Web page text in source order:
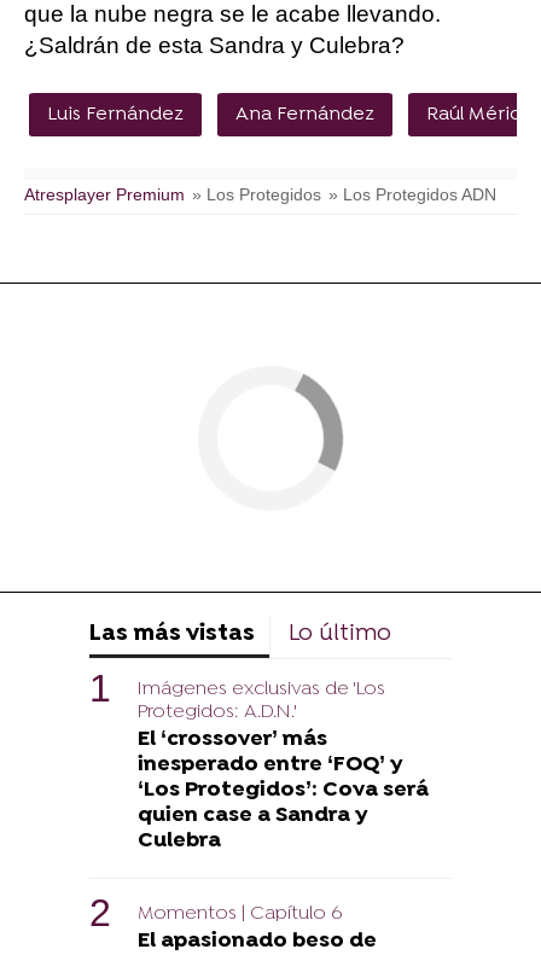
que la nube negra se le acabe llevando.
¿Saldrán de esta Sandra y Culebra?
Luis Fernández Ana Fernández Raúl Mérida
Atresplayer Premium » Los Protegidos » Los Protegidos ADN
Las más vistas Lo último
Imágenes exclusivas de 'Los
Protegidos: A.D.N.'
El ‘crossover’ más
inesperado entre ‘FOQ’ y
‘Los Protegidos’: Cova será
quien case a Sandra y
Culebra
Momentos | Capítulo 6
El apasionado beso de